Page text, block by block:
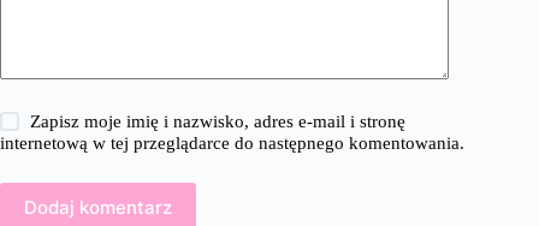
Zapisz moje imię i nazwisko, adres e-mail i stronę
internetową w tej przeglądarce do następnego komentowania.
Dodaj komentarz